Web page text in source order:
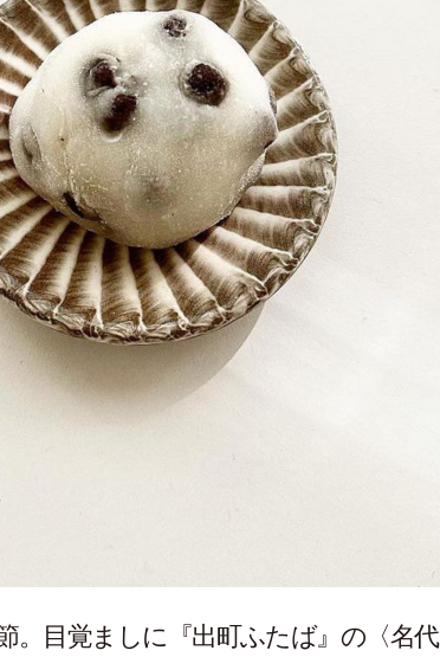
。目覚ましに『出町ふたば』の〈名代